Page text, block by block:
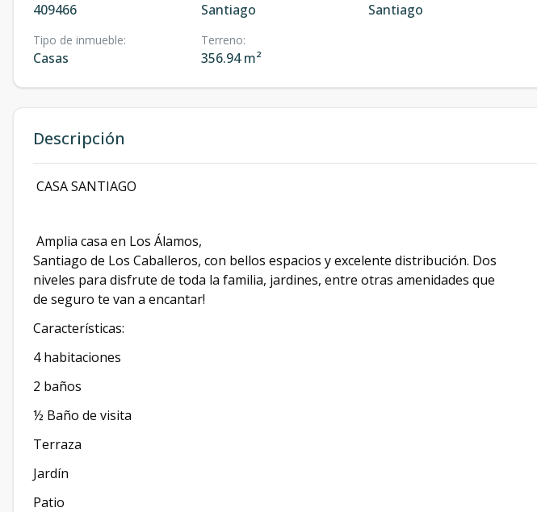
409466 Santiago Santiago
Tipo de inmueble:
Casas
Terreno:
356.94 m²
Descripción
CASA SANTIAGO
Amplia casa en Los Álamos,
Santiago de Los Caballeros, con bellos espacios y excelente distribución. Dos
niveles para disfrute de toda la familia, jardines, entre otras amenidades que
de seguro te van a encantar!
Características:
4 habitaciones
2 baños
½ Baño de visita
Terraza
Jardín
Patio